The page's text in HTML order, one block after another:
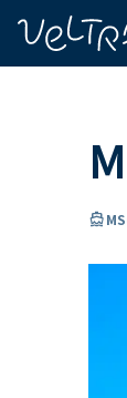
directions_boat